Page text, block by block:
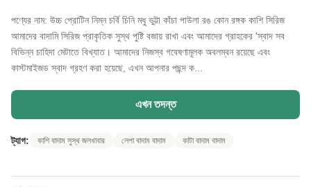
পণ্যের নাম: উচ্চ প্রোটিন নিম্ন চর্বি চিনি মধু ভুট্টা কাঁচা পাউলা রঙ কোন রঙ্গক কাশি সিরিজ
আমাদের বাদামি সিরিজ প্রাকৃতিক সুস্থ পুষ্টি বজায় রাখা এবং আমাদের গ্রাহকের 'স্বাদ সব
বিভিন্ন চাহিদা মেটাতে বিখ্যাত। আমাদের নিজস্ব গবেষণামূলক অবলম্বন রয়েছে এবং
কাস্টমাইজড স্বাদ গ্রহণ করা হয়েছে, এখন আপনার পছন্দ ক...
এখন তদন্ত
ট্যাগ: কাশি বাদাম সুস্থ জলখাবার লেপা বাদাম বাদাম কাটা বাদাম বাদাম